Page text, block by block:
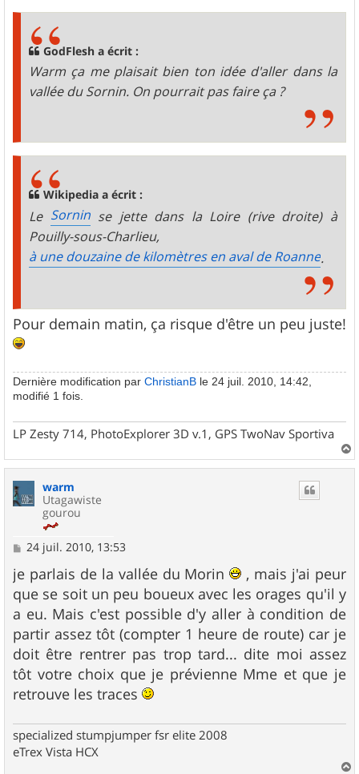
GodFlesh a écrit :
Warm ça me plaisait bien ton idée d'aller dans la
vallée du Sornin. On pourrait pas faire ça ?
Wikipedia a écrit :
Le Sorninse jette dans la Loire (rive droite) à
Pouilly-sous-Charlieu,
à une douzaine de kilomètres en aval de Roanne.
Pour demain matin, ça risque d'être un peu juste!
Dernière modification par ChristianB le 24 juil. 2010, 14:42,
modifié 1 fois.
LP Zesty 714, PhotoExplorer 3D v.1, GPS TwoNav Sportiva
a
warm
Utagawiste
gourou
M
s
s
a
g
e
24 juil. 2010, 13:53
je parlais de la vallée du Morin
, mais j'ai peur
que se soit un peu boueux avec les orages qu'il y
a eu. Mais c'est possible d'y aller à condition de
partir assez tôt (compter 1 heure de route) car je
doit être rentrer pas trop tard... dite moi assez
tôt votre choix que je prévienne Mme et que je
retrouve les traces
specialized stumpjumper fsr elite 2008
eTrex Vista HCX